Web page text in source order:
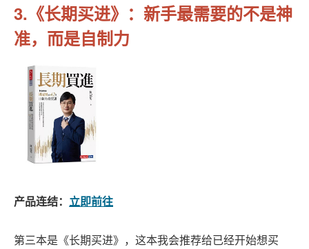
3.《长期买进》：新手最需要的不是神
准，而是自制力
产品连结： 立即前往
第三本是《长期买进》，这本我会推荐给已经开始想买